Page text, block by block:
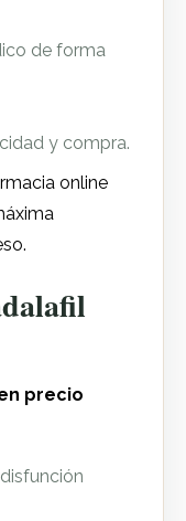
de forma
y compra.
online
precio